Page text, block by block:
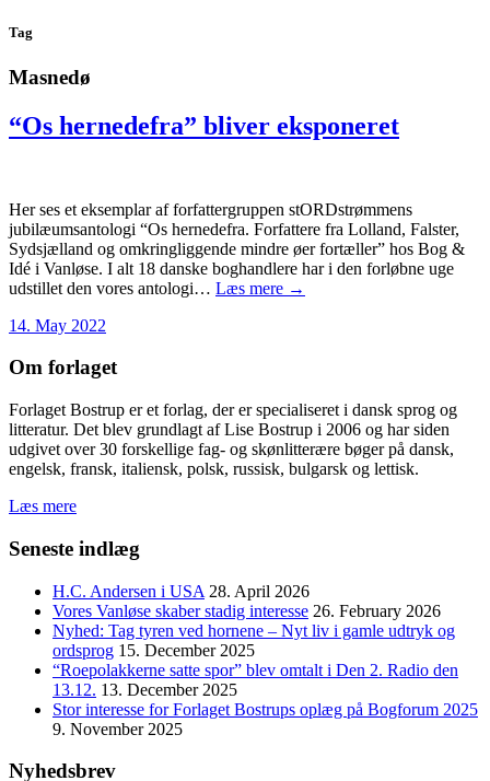
Tag
Masnedø
“Os hernedefra” bliver eksponeret
Her ses et eksemplar af forfattergruppen stORDstrømmens
jubilæumsantologi “Os hernedefra. Forfattere fra Lolland, Falster,
Sydsjælland og omkringliggende mindre øer fortæller” hos Bog &
Idé i Vanløse. I alt 18 danske boghandlere har i den forløbne uge
udstillet den vores antologi… Læs mere →
14. May 2022
Om forlaget
Forlaget Bostrup er et forlag, der er specialiseret i dansk sprog og
litteratur. Det blev grundlagt af Lise Bostrup i 2006 og har siden
udgivet over 30 forskellige fag- og skønlitterære bøger på dansk,
engelsk, fransk, italiensk, polsk, russisk, bulgarsk og lettisk.
Læs mere
Seneste indlæg
H.C. Andersen i USA 28. April 2026
Vores Vanløse skaber stadig interesse 26. February 2026
Nyhed: Tag tyren ved hornene – Nyt liv i gamle udtryk og
ordsprog 15. December 2025
“Roepolakkerne satte spor” blev omtalt i Den 2. Radio den
13.12. 13. December 2025
Stor interesse for Forlaget Bostrups oplæg på Bogforum 2025
9. November 2025
Nyhedsbrev